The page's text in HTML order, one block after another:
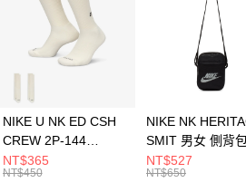
21家銀行
第一商業銀行
彰化商業銀行
NIKE U NK ED CSH
CREW 2P-144
EMBRDY 男女 短統襪
FZ3073133
NT$365
NT$450
NIKE NK
SMIT 男女 側背
BA5871010
NT$527
NT$650